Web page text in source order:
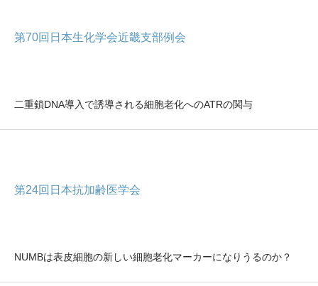
第70回日本生化学会近畿支部例会
二重鎖DNA導入で誘導される細胞老化へのATRの関与
第24回日本抗加齢医学会
NUMBは表皮細胞の新しい細胞老化マーカーになりうるのか？